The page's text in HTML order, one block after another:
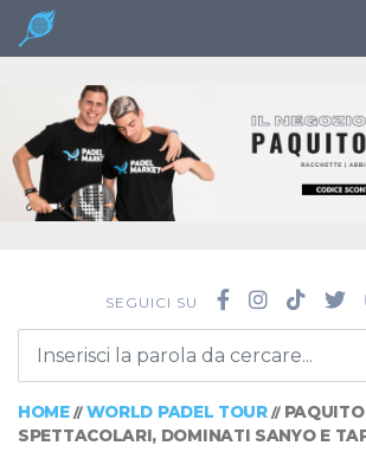
SEGUICI SU
HOME// WORLD PADEL TOUR//
SPETTACOLARI, DOMINATI SANYO E